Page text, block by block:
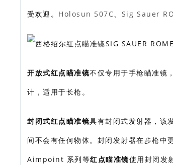
受欢迎。 Holosun 507C、 Sig Sauer
开放式红点瞄准镜不仅专用于手枪瞄准镜
计，适用于长枪。
封闭式红点瞄准镜具有封闭式发射器，该
间不会有任何物体。封闭发射器在步枪中
Aimpoint 系列等红点瞄准镜使用封闭发